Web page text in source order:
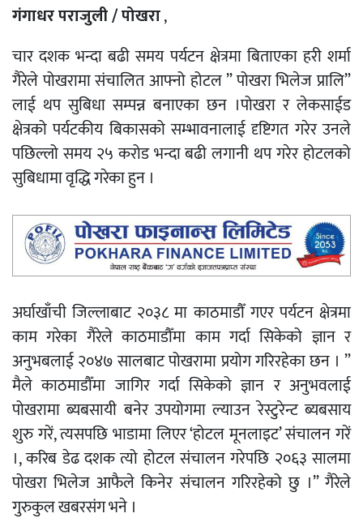
गंगाधर पराजुली / पोखरा,
चार दशक भन्दा बढी समय पर्यटन क्षेत्रमा बिताएका हरी शर्मा
गैरेले पोखरामा संचालित आफ्नो होटल ” पोखरा भिलेज प्रालि”
लाई थप सुबिधा सम्पन्न बनाएका छन ।पोखरा र लेकसाईड
क्षेत्रको पर्यटकीय बिकासको सम्भावनालाई दृष्टिगत गरेर उनले
पछिल्लो समय २५ करोड भन्दा बढी लगानी थप गरेर होटलको
सुबिधामा वृद्धि गरेका हुन ।
अर्घाखाँची जिल्लाबाट २०३८ मा काठमाडौँ गएर पर्यटन क्षेत्रमा
काम गरेका गैरेले काठमाडौँमा काम गर्दा सिकेको ज्ञान र
अनुभबलाई २०४७ सालबाट पोखरामा प्रयोग गरिरहेका छन । ”
मैले काठमाडौँमा जागिर गर्दा सिकेको ज्ञान र अनुभवलाई
पोखरामा ब्यबसायी बनेर उपयोगमा ल्याउन रेस्टुरेन्ट ब्यबसाय
शुरु गरें, त्यसपछि भाडामा लिएर ‘होटल मूनलाइट’ संचालन गरें
।, करिब डेढ दशक त्यो होटल संचालन गरेपछि २०६३ सालमा
पोखरा भिलेज आफैले किनेर संचालन गरिरहेको छु ।” गैरेले
गुरुकुल खबरसंग भने ।